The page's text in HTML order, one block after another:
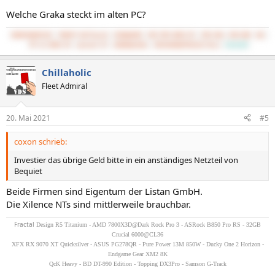
Welche Graka steckt im alten PC?
Chillaholic
Fleet Admiral
20. Mai 2021 #5
coxon schrieb:
Investier das übrige Geld bitte in ein anständiges Netzteil von
Bequiet
Beide Firmen sind Eigentum der Listan GmbH.
Die Xilence NTs sind mittlerweile brauchbar.
Fractal Design R5 Titanium - AMD 7800X3D@Dark Rock Pro 3 - ASRock B850 Pro RS - 32GB
Crucial 6000@CL36
XFX RX 9070 XT Quicksilver - ASUS PG278QR - Pure Power 13M 850W - Ducky One 2 Horizon -
Endgame Gear XM2 8K
QcK Heavy - BD DT-990 Edition - Topping DX3Pro - Samson G-Track